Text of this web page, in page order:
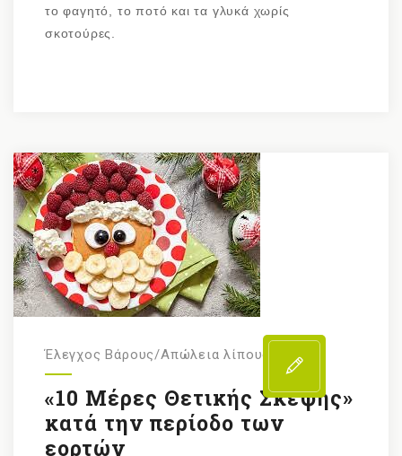
το φαγητό, το ποτό και τα γλυκά χωρίς
σκοτούρες.
Έλεγχος Βάρους/Απώλεια λίπους
«10 Μέρες Θετικής Σκέψης»
κατά την περίοδο των
εορτών